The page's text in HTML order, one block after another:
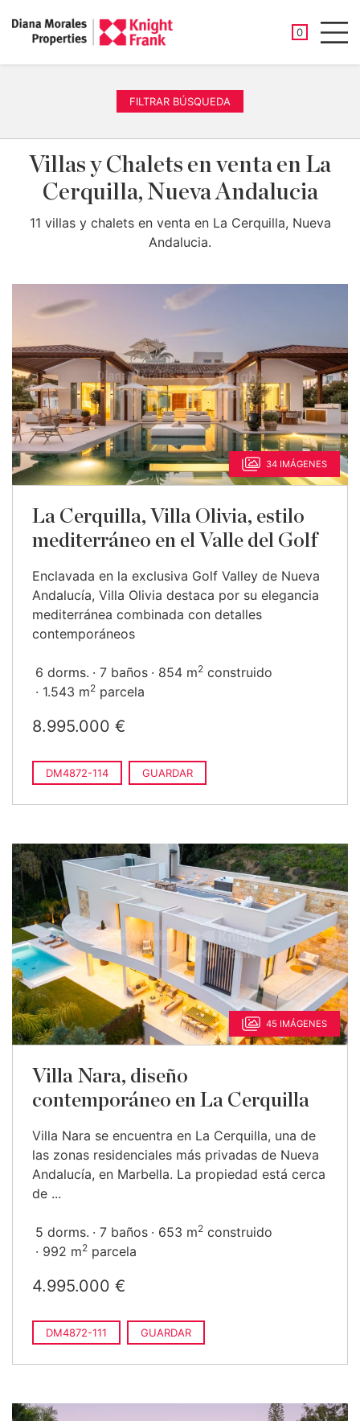
0
FILTRAR BÚSQUEDA
Villas y Chalets en venta en La
Cerquilla, Nueva Andalucia
11 villas y chalets en venta en La Cerquilla, Nueva
Andalucia.
34 IMÁGENES
La Cerquilla, Villa Olivia, estilo
mediterráneo en el Valle del Golf
Enclavada en la exclusiva Golf Valley de Nueva
Andalucía, Villa Olivia destaca por su elegancia
mediterránea combinada con detalles
contemporáneos
6 dorms. 7 baños 854 m2 construido
1.543 m2 parcela
8.995.000 €
DM4872-114 GUARDAR
45 IMÁGENES
Villa Nara, diseño
contemporáneo en La Cerquilla
Villa Nara se encuentra en La Cerquilla, una de
las zonas residenciales más privadas de Nueva
Andalucía, en Marbella. La propiedad está cerca
de ...
5 dorms. 7 baños 653 m2 construido
992 m2 parcela
4.995.000 €
DM4872-111 GUARDAR